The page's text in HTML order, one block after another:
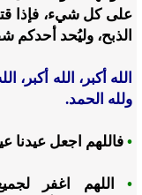
على كل شيء، فإذا
الذبح، وليُحد أحدكم
الله أكبر، الله أكبر،
ولله الحمد.
• فاللهم اجعل عيدنا
• اللهم اغفر